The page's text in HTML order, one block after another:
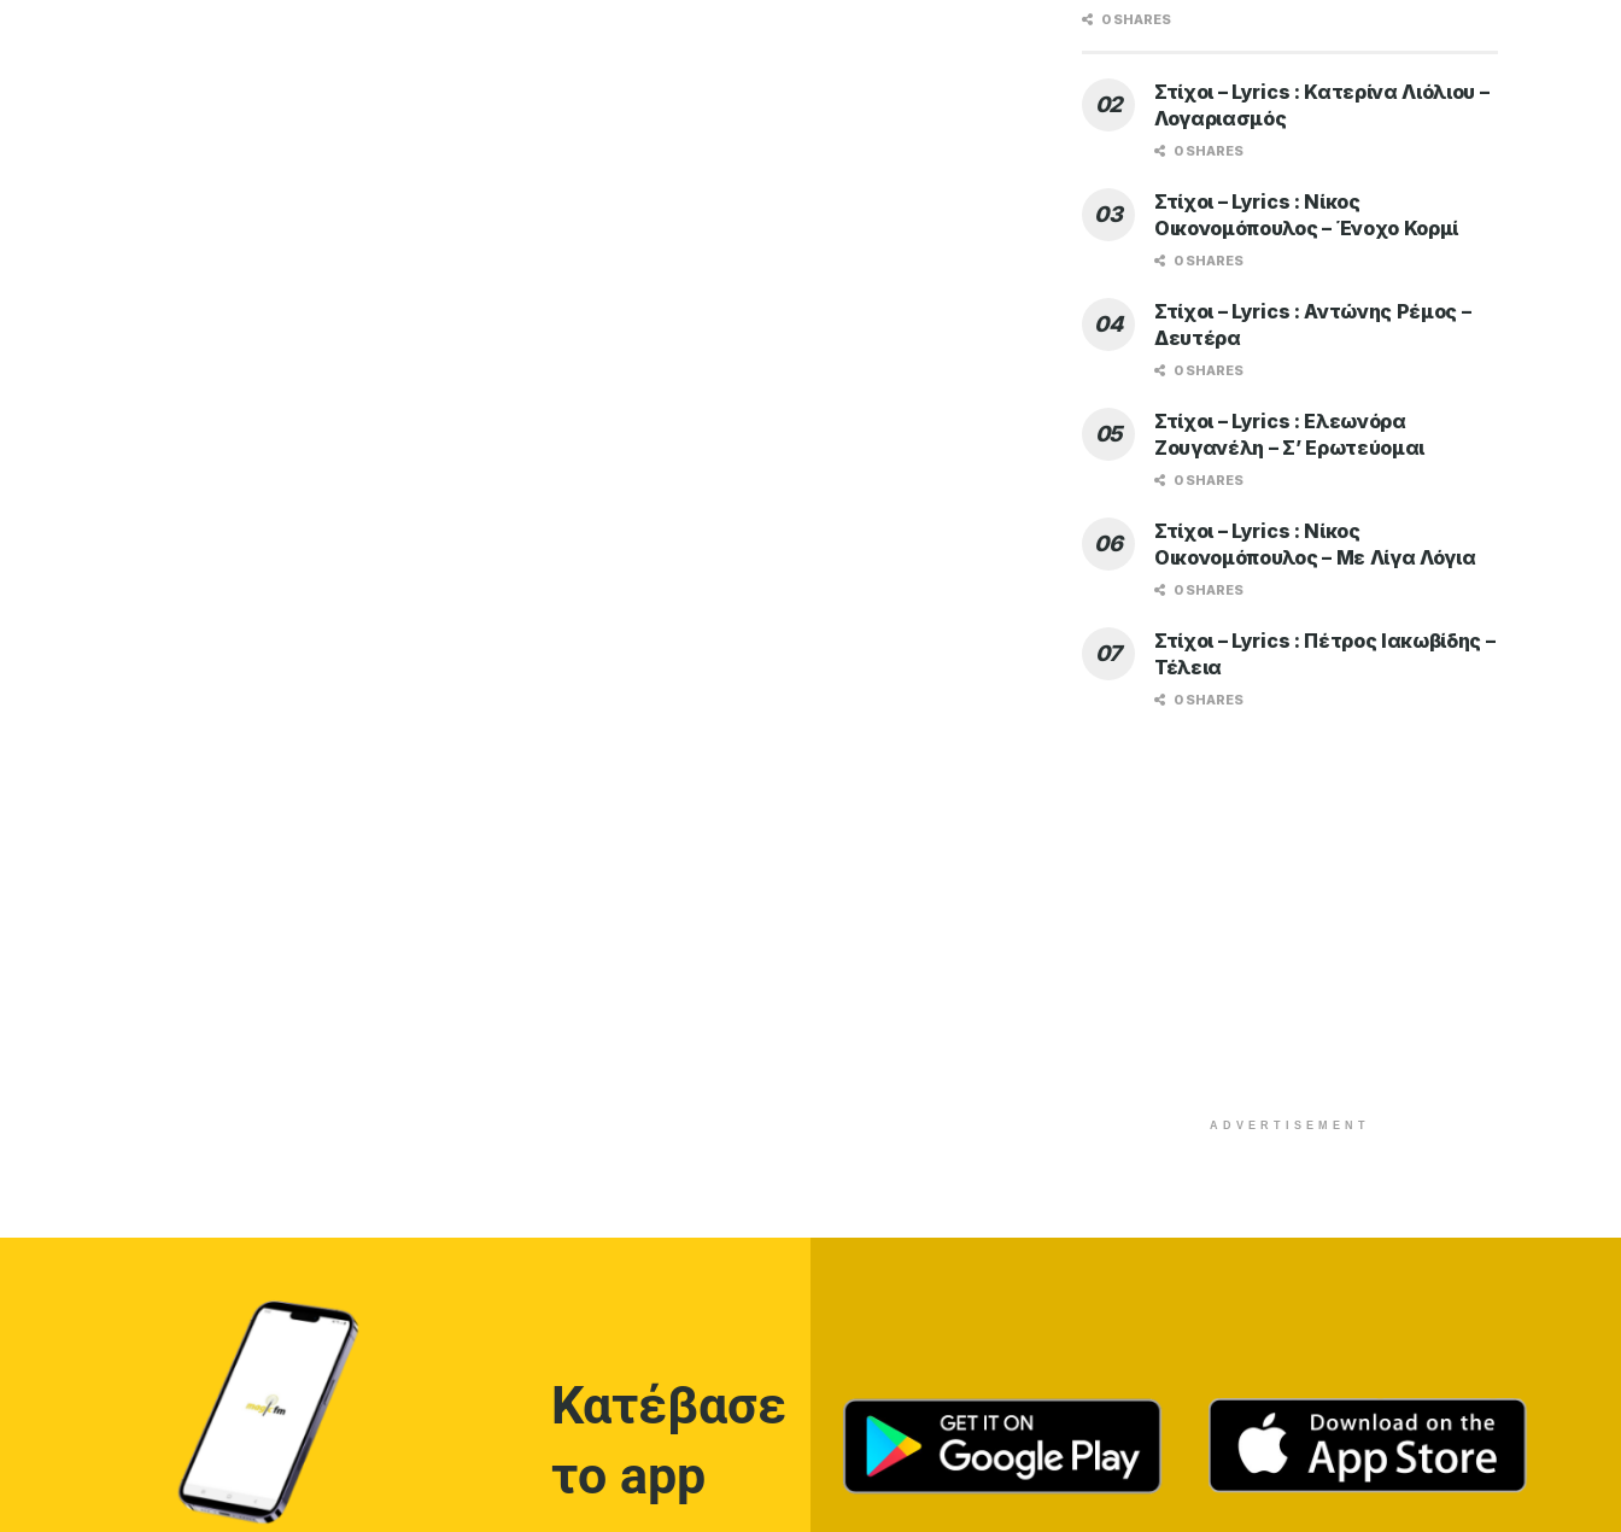
0 SHARES
Στίχοι – Lyrics : Κατερίνα Λιόλιου –
Λογαριασμός
0 SHARES
Στίχοι – Lyrics : Νίκος
Οικονομόπουλος – Ένοχο Κορμί
0 SHARES
Στίχοι – Lyrics : Αντώνης Ρέμος –
Δευτέρα
0 SHARES
Στίχοι – Lyrics : Ελεωνόρα
Ζουγανέλη – Σ’ Ερωτεύομαι
0 SHARES
Στίχοι – Lyrics : Νίκος
Οικονομόπουλος – Με Λίγα Λόγια
0 SHARES
Στίχοι – Lyrics : Πέτρος Ιακωβίδης –
Τέλεια
0 SHARES
ADVERTISEMENT
Κατέβασε
το app